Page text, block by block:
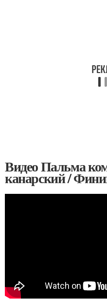
Видео Пальма
канарский /